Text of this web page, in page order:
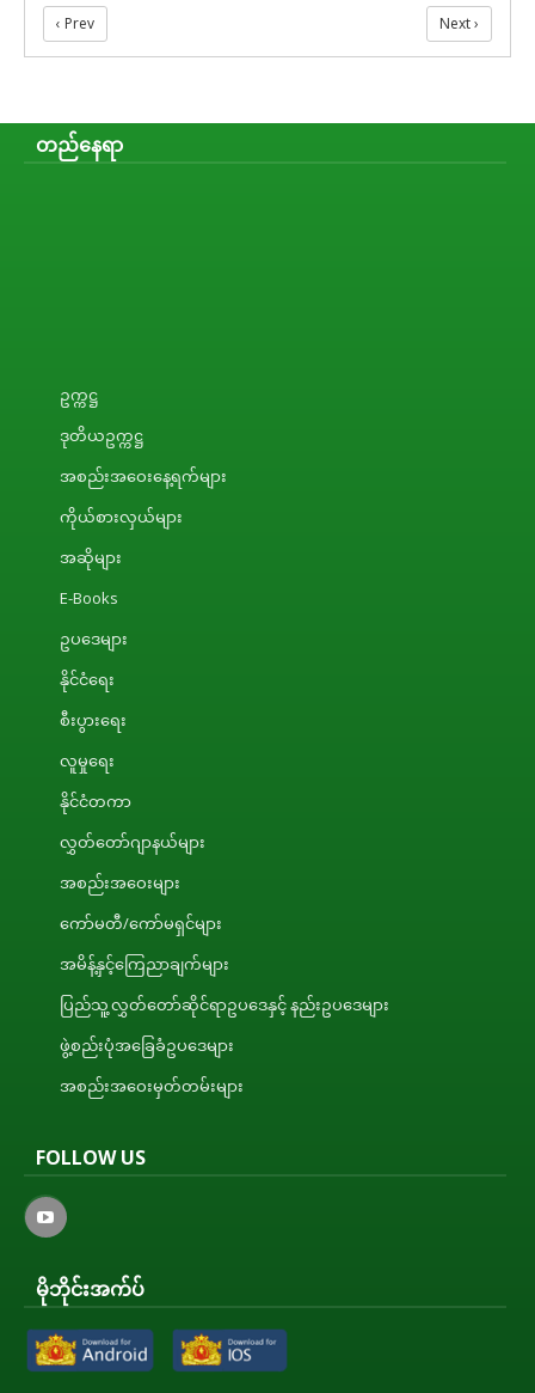
‹ Prev Next ›
တည်နေရာ
ဥက္ကဋ္ဌ
ဒုတိယဥက္ကဋ္ဌ
အစည်းအဝေးနေ့ရက်များ
ကိုယ်စားလှယ်များ
အဆိုများ
E-Books
ဥပဒေများ
နိုင်ငံရေး
စီးပွားရေး
လူမှုရေး
နိုင်ငံတကာ
လွှတ်တော်ဂျာနယ်များ
အစည်းအဝေးများ
ကော်မတီ/ကော်မရှင်များ
အမိန့်နှင့်ကြေညာချက်များ
ပြည်သူ့လွှတ်တော်ဆိုင်ရာဥပဒေနှင့် နည်းဥပဒေများ
ဖွဲ့စည်းပုံအခြေခံဥပဒေများ
အစည်းအဝေးမှတ်တမ်းများ
FOLLOW US
မိုဘိုင်းအက်ပ်